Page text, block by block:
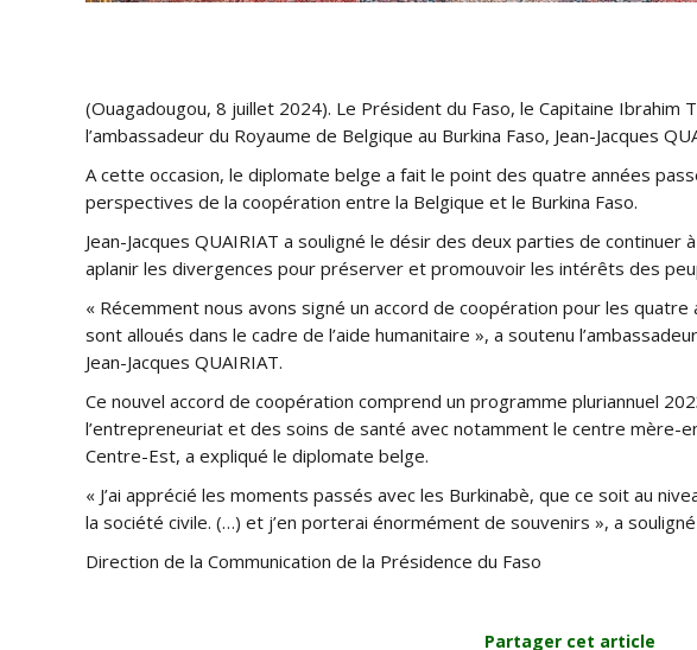
(Ouagadougou, 8 juillet 2024). Le Président du Faso, le Capitaine Ibrahim
l’ambassadeur du Royaume de Belgique au Burkina Faso, Jean-Jacques
A cette occasion, le diplomate belge a fait le point des quatre années
perspectives de la coopération entre la Belgique et le Burkina Faso.
Jean-Jacques QUAIRIAT a souligné le désir des deux parties de
aplanir les divergences pour préserver et promouvoir les intérêts des
« Récemment nous avons signé un accord de coopération pour les
sont alloués dans le cadre de l’aide humanitaire », a soutenu
Jean-Jacques QUAIRIAT.
Ce nouvel accord de coopération comprend un programme pluriannuel
l’entrepreneuriat et des soins de santé avec notamment le centre mère-
Centre-Est, a expliqué le diplomate belge.
« J’ai apprécié les moments passés avec les Burkinabè, que ce soit au
la société civile. (…) et j’en porterai énormément de souvenirs », a souligné
Direction de la Communication de la Présidence du Faso
Partager cet article